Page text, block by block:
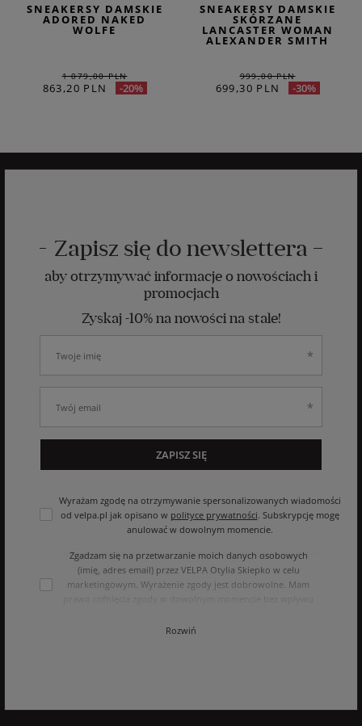
SNEAKERSY DAMSKIE
ADORED NAKED
WOLFE
1 079,00 PLN
863,20 PLN -20%
SNEAKERSY DAMSKIE
SKÓRZANE
LANCASTER WOMAN
ALEXANDER SMITH
999,00 PLN
699,30 PLN -30%
Zapisz się do newslettera
aby otrzymywać informacje o nowościach i
promocjach
Zyskaj -10% na nowości na stałe!
Wyrażam zgodę na otrzymywanie spersonalizowanych wiadomości
od velpa.pl jak opisano w polityce prywatności. Subskrypcję mogę
anulować w dowolnym momencie.
Zgadzam się na przetwarzanie moich danych osobowych
(imię, adres email) przez VELPA Otylia Skiepko w celu
marketingowym. Wyrażenie zgody jest dobrowolne. Mam
podstawie zgody przed jej cofnięciem. Mam prawo dostępu
Rozwiń
ZAPISZ SIĘ